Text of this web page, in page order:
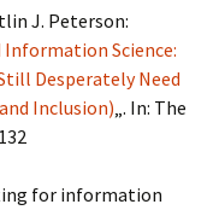
J. Peterson:
Information Science:
Desperately Need
Inclusion)„. In: The
for information